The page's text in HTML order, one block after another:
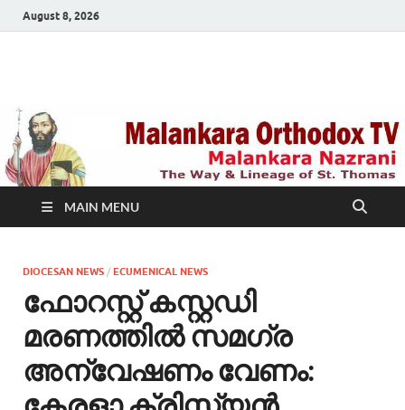
August 8, 2026
TV
MAIN MENU
DIOCESAN NEWS / ECUMENICAL NEWS
ഫോറസ്റ്റ് കസ്റ്റഡി
മരണത്തിൽ സമഗ്ര
അന്വേഷണം വേണം: